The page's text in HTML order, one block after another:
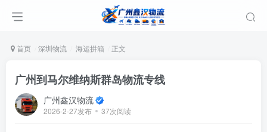
首页 深圳物流 海运拼箱 正文
广州到马尔维纳斯群岛物流专线
广州鑫汉物流
2026-2-27发布 37次阅读